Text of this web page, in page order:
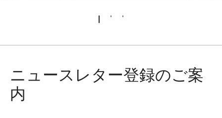
ニュースレター登録のご案
内